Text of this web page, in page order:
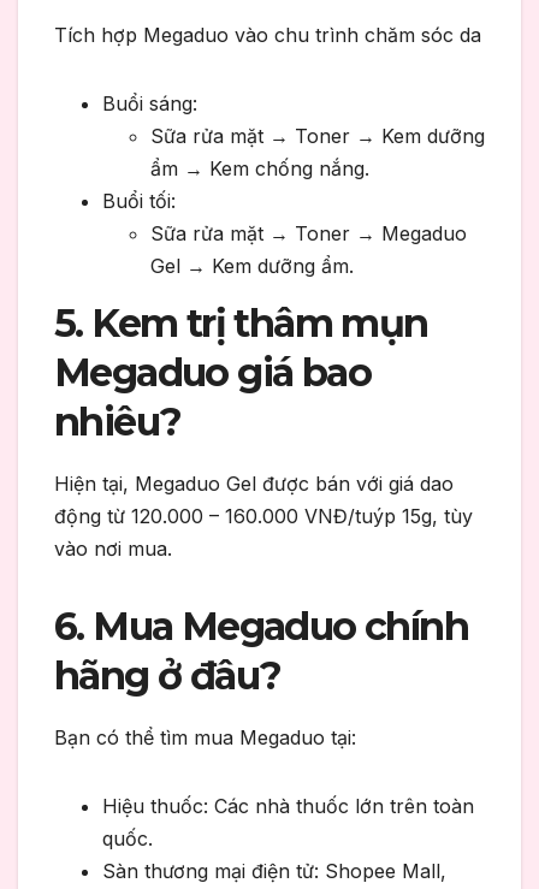
Tích hợp Megaduo vào chu trình chăm sóc da
Buổi sáng:
Sữa rửa mặt → Toner → Kem dưỡng
ẩm → Kem chống nắng.
Buổi tối:
Sữa rửa mặt → Toner → Megaduo
Gel → Kem dưỡng ẩm.
5. Kem trị thâm mụn
Megaduo giá bao
nhiêu?
Hiện tại, Megaduo Gel được bán với giá dao
động từ 120.000 – 160.000 VNĐ/tuýp 15g, tùy
vào nơi mua.
6. Mua Megaduo chính
hãng ở đâu?
Bạn có thể tìm mua Megaduo tại:
Hiệu thuốc: Các nhà thuốc lớn trên toàn
quốc.
Sàn thương mại điện tử: Shopee Mall,